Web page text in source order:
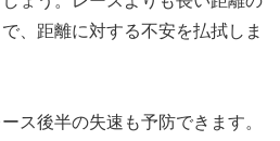
、距離に対する不安を払拭しま
ス後半の失速も予防できます。